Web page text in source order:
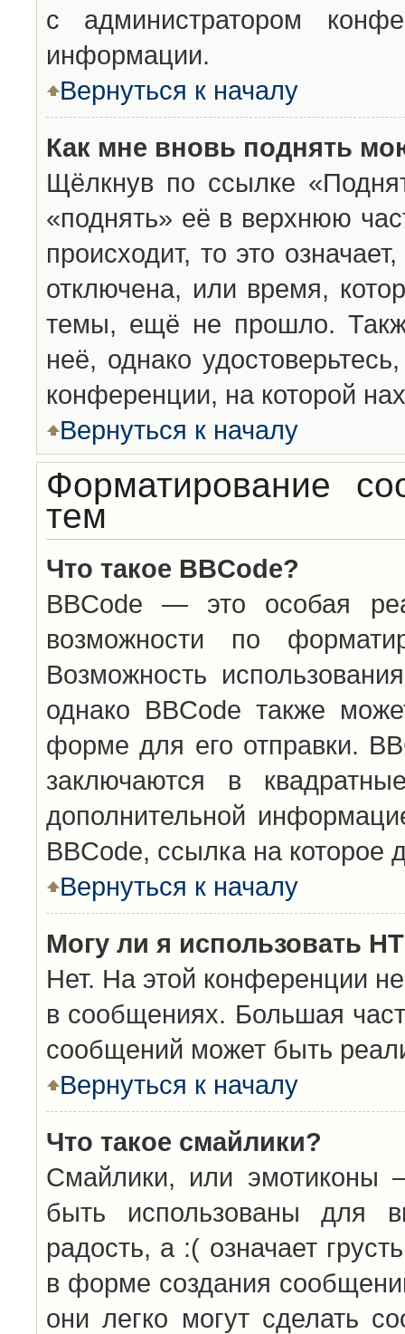
с администратором
информации.
Вернуться к началу
Как мне вновь поднять
Щёлкнув по ссылке
«поднять» её в верхнюю
происходит, то это
отключена, или время,
темы, ещё не прошло.
неё, однако
конференции, на которой
Вернуться к началу
Форматирование
тем
Что такое BBCode?
BBCode — это особая
возможности по
Возможность
однако BBCode также
форме для его отправки.
заключаются в
дополнительной
BBCode, ссылка на
Вернуться к началу
Могу ли я использовать
Нет. На этой конференции
в сообщениях. Большая
сообщений может быть
Вернуться к началу
Что такое смайлики?
Смайлики, или эмотиконы
быть использованы для
радость, а :( означает
в форме создания
они легко могут сделать